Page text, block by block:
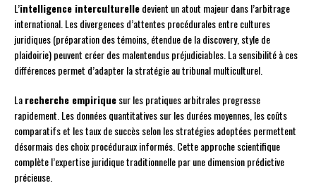
L’intelligence interculturelledevient un atout majeur dans l’arbitrage
international. Les divergences d’attentes procédurales entre cultures
juridiques (préparation des témoins, étendue de la discovery, style de
plaidoirie) peuvent créer des malentendus préjudiciables. La sensibilité à ces
différences permet d’adapter la stratégie au tribunal multiculturel.
Larecherche empiriquesur les pratiques arbitrales progresse
rapidement. Les données quantitatives sur les durées moyennes, les coûts
comparatifs et les taux de succès selon les stratégies adoptées permettent
désormais des choix procéduraux informés. Cette approche scientifique
complète l’expertise juridique traditionnelle par une dimension prédictive
précieuse.